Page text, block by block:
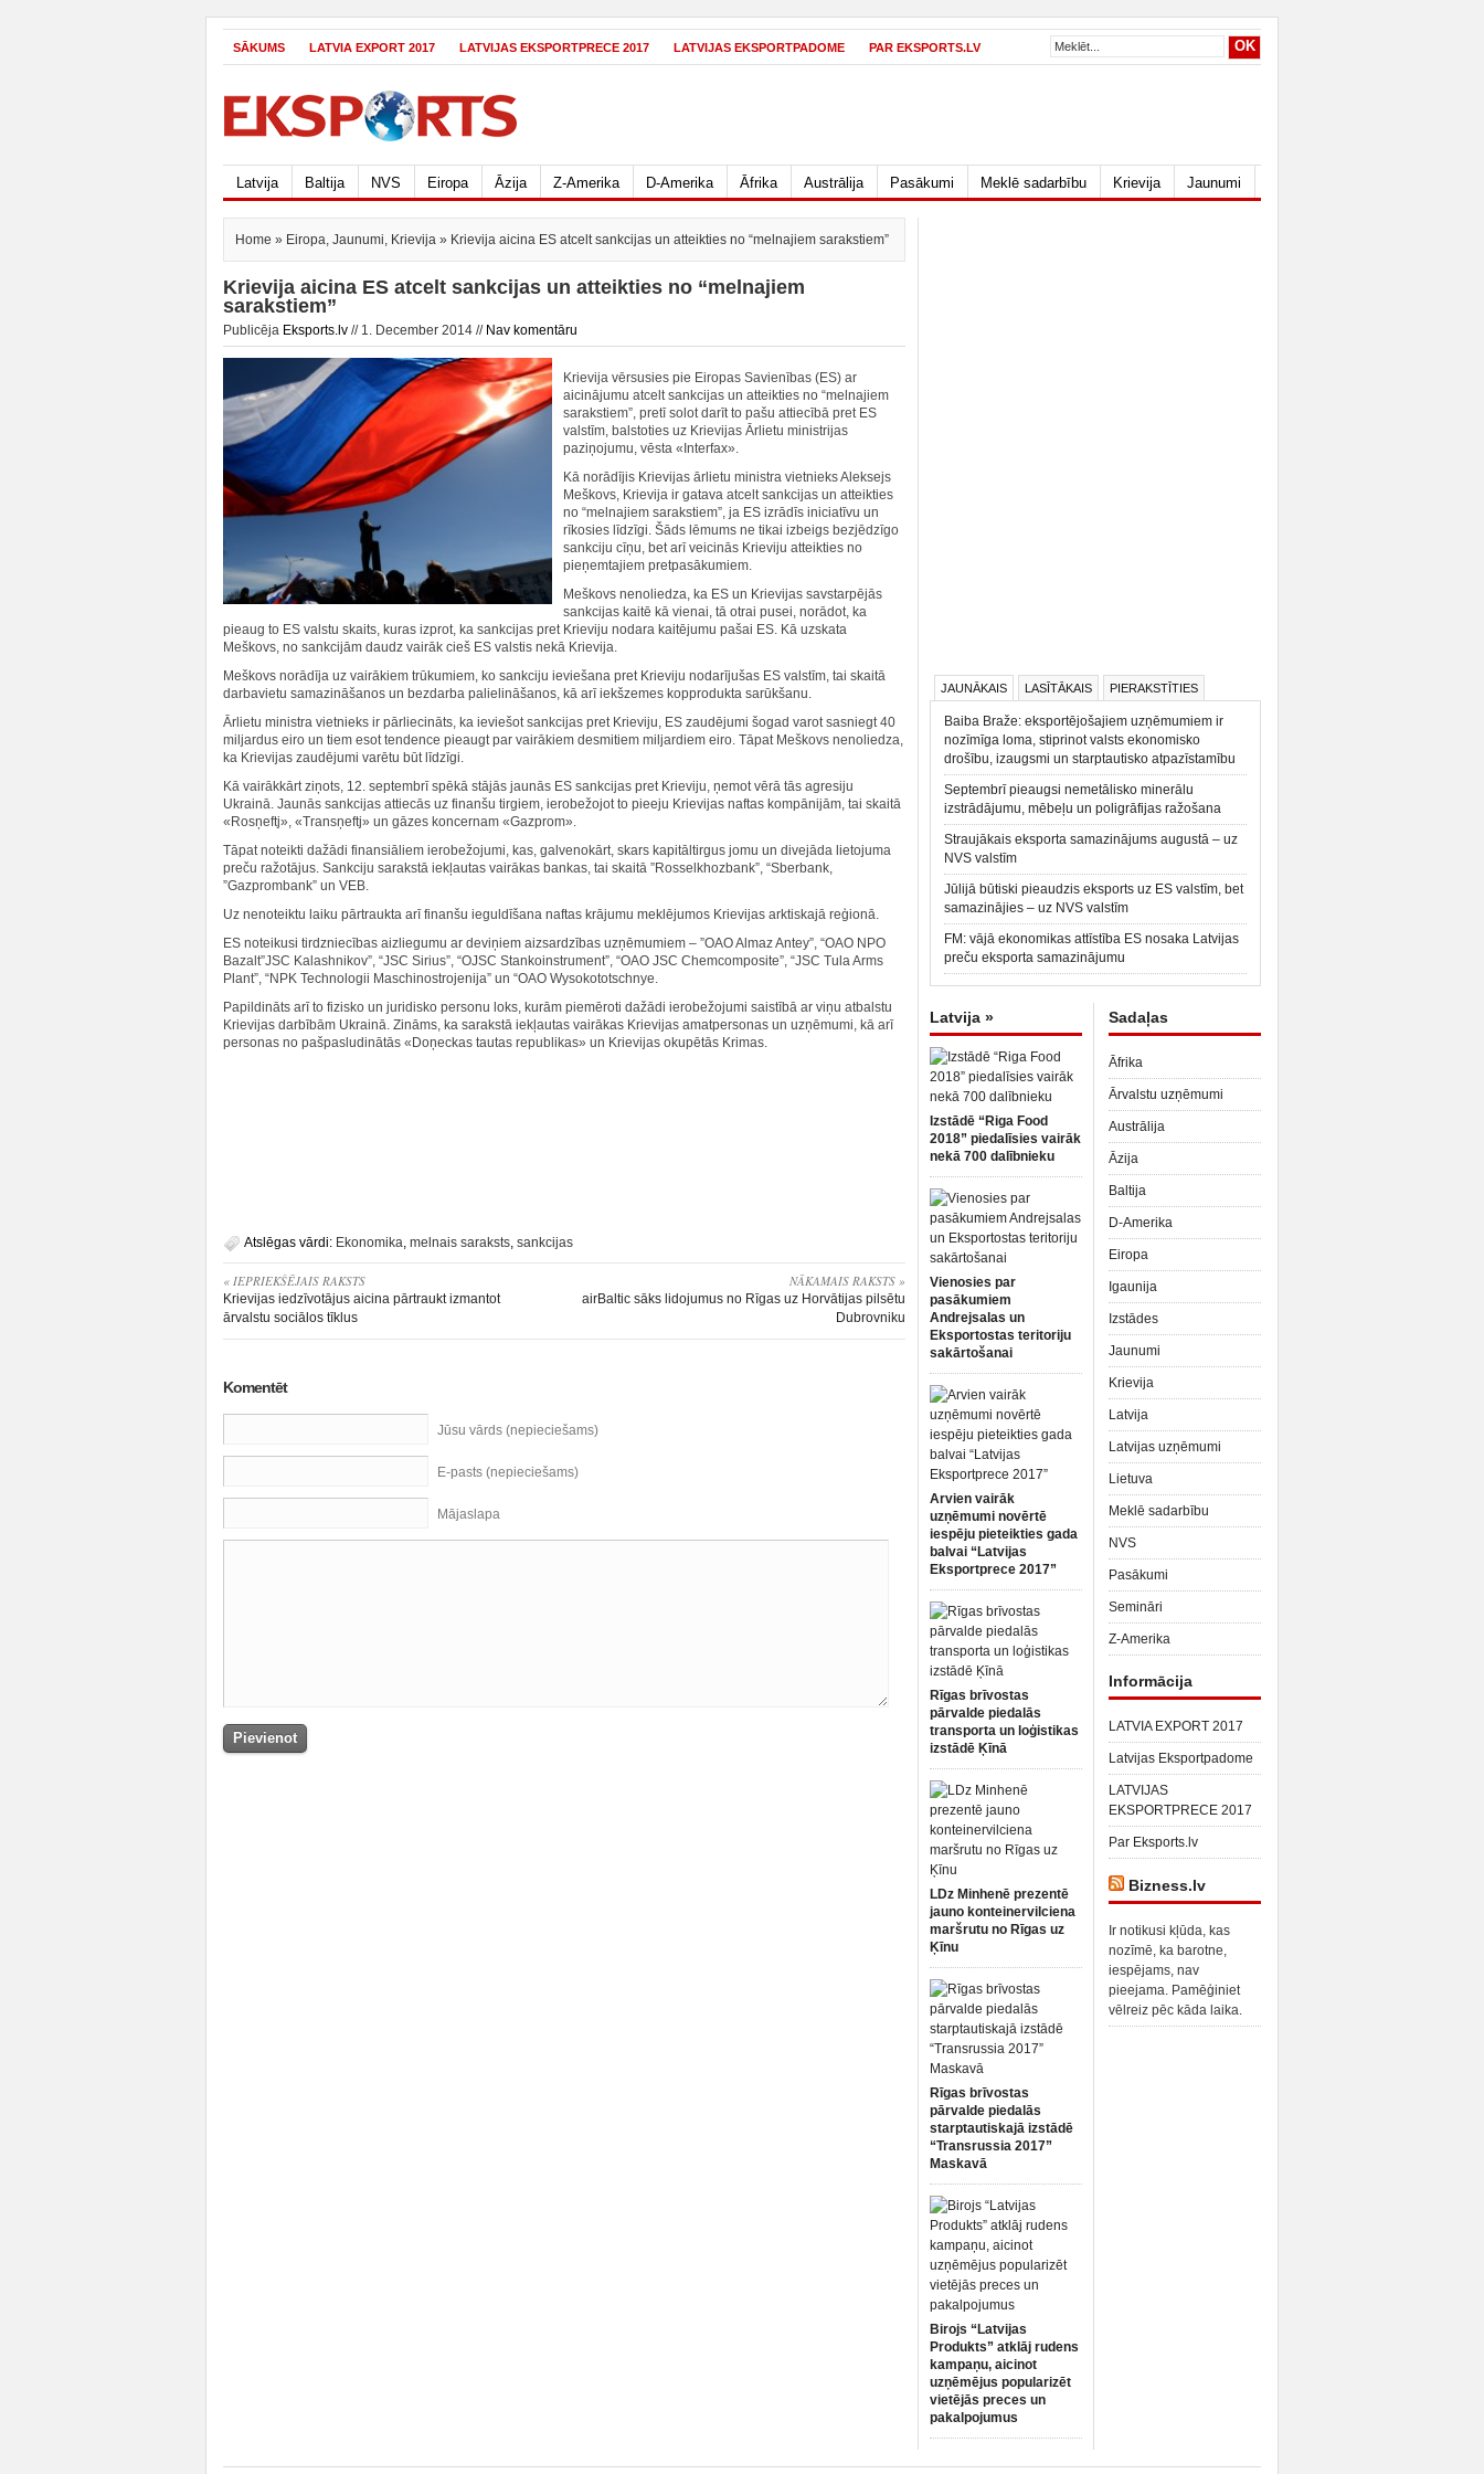
SĀKUMS LATVIA EXPORT 2017 LATVIJAS EKSPORTPRECE 2017 LATVIJAS EKSPORTPADOME PAR EKSPORTS.LV
Latvija Baltija NVS Eiropa Āzija Z-Amerika D-Amerika Āfrika Austrālija Pasākumi Meklē sadarbību Krievija Jaunumi
Home » Eiropa, Jaunumi, Krievija » Krievija aicina ES atcelt sankcijas un atteikties no “melnajiem sarakstiem”
Krievija aicina ES atcelt sankcijas un atteikties no “melnajiem
sarakstiem”
Publicēja Eksports.lv // 1. December 2014 // Nav komentāru
Krievija vērsusies pie Eiropas Savienības (ES) ar
aicinājumu atcelt sankcijas un atteikties no “melnajiem
sarakstiem”, pretī solot darīt to pašu attiecībā pret ES
valstīm, balstoties uz Krievijas Ārlietu ministrijas
paziņojumu, vēsta «Interfax».
Kā norādījis Krievijas ārlietu ministra vietnieks Aleksejs
Meškovs, Krievija ir gatava atcelt sankcijas un atteikties
no “melnajiem sarakstiem”, ja ES izrādīs iniciatīvu un
rīkosies līdzīgi. Šāds lēmums ne tikai izbeigs bezjēdzīgo
sankciju cīņu, bet arī veicinās Krieviju atteikties no
pieņemtajiem pretpasākumiem.
Meškovs nenoliedza, ka ES un Krievijas savstarpējās
sankcijas kaitē kā vienai, tā otrai pusei, norādot, ka
pieaug to ES valstu skaits, kuras izprot, ka sankcijas pret Krieviju nodara kaitējumu pašai ES. Kā uzskata
Meškovs, no sankcijām daudz vairāk cieš ES valstis nekā Krievija.
Meškovs norādīja uz vairākiem trūkumiem, ko sankciju ieviešana pret Krieviju nodarījušas ES valstīm, tai skaitā
darbavietu samazināšanos un bezdarba palielināšanos, kā arī iekšzemes kopprodukta sarūkšanu.
Ārlietu ministra vietnieks ir pārliecināts, ka ieviešot sankcijas pret Krieviju, ES zaudējumi šogad varot sasniegt 40
miljardus eiro un tiem esot tendence pieaugt par vairākiem desmitiem miljardiem eiro. Tāpat Meškovs nenoliedza,
ka Krievijas zaudējumi varētu būt līdzīgi.
Kā vairākkārt ziņots, 12. septembrī spēkā stājās jaunās ES sankcijas pret Krieviju, ņemot vērā tās agresiju
Ukrainā. Jaunās sankcijas attiecās uz finanšu tirgiem, ierobežojot to pieeju Krievijas naftas kompānijām, tai skaitā
«Rosņeftj», «Transņeftj» un gāzes koncernam «Gazprom».
Tāpat noteikti dažādi finansiāliem ierobežojumi, kas, galvenokārt, skars kapitāltirgus jomu un divejāda lietojuma
preču ražotājus. Sankciju sarakstā iekļautas vairākas bankas, tai skaitā ”Rosselkhozbank”, “Sberbank,
”Gazprombank” un VEB.
Uz nenoteiktu laiku pārtraukta arī finanšu ieguldīšana naftas krājumu meklējumos Krievijas arktiskajā reģionā.
ES noteikusi tirdzniecības aizliegumu ar deviņiem aizsardzības uzņēmumiem – ”OAO Almaz Antey”, “OAO NPO
Bazalt”JSC Kalashnikov”, “JSC Sirius”, “OJSC Stankoinstrument”, “OAO JSC Chemcomposite”, “JSC Tula Arms
Plant”, “NPK Technologii Maschinostrojenija” un “OAO Wysokototschnye.
Papildināts arī to fizisko un juridisko personu loks, kurām piemēroti dažādi ierobežojumi saistībā ar viņu atbalstu
Krievijas darbībām Ukrainā. Zināms, ka sarakstā iekļautas vairākas Krievijas amatpersonas un uzņēmumi, kā arī
personas no pašpasludinātās «Doņeckas tautas republikas» un Krievijas okupētās Krimas.
Atslēgas vārdi: Ekonomika, melnais saraksts, sankcijas
« IEPRIEKŠĒJAIS RAKSTS
Krievijas iedzīvotājus aicina pārtraukt izmantot
ārvalstu sociālos tīklus
NĀKAMAIS RAKSTS »
airBaltic sāks lidojumus no Rīgas uz Horvātijas pilsētu
Dubrovniku
Komentēt
Jūsu vārds (nepieciešams)
E-pasts (nepieciešams)
Mājaslapa
JAUNĀKAIS LASĪTĀKAIS PIERAKSTĪTIES
Baiba Braže: eksportējošajiem uzņēmumiem ir
nozīmīga loma, stiprinot valsts ekonomisko
drošību, izaugsmi un starptautisko atpazīstamību
Septembrī pieaugsi nemetālisko minerālu
izstrādājumu, mēbeļu un poligrāfijas ražošana
Straujākais eksporta samazinājums augustā – uz
NVS valstīm
Jūlijā būtiski pieaudzis eksports uz ES valstīm, bet
samazinājies – uz NVS valstīm
FM: vājā ekonomikas attīstība ES nosaka Latvijas
preču eksporta samazinājumu
Latvija »
Izstādē “Riga Food
2018” piedalīsies vairāk
nekā 700 dalībnieku
Vienosies par
pasākumiem
Andrejsalas un
Eksportostas teritoriju
sakārtošanai
Arvien vairāk
uzņēmumi novērtē
iespēju pieteikties gada
balvai “Latvijas
Eksportprece 2017”
Rīgas brīvostas
pārvalde piedalās
transporta un loģistikas
izstādē Ķīnā
LDz Minhenē prezentē
jauno konteinervilciena
maršrutu no Rīgas uz
Ķīnu
Rīgas brīvostas
pārvalde piedalās
starptautiskajā izstādē
“Transrussia 2017”
Maskavā
Birojs “Latvijas
Produkts” atklāj rudens
kampaņu, aicinot
uzņēmējus popularizēt
vietējās preces un
pakalpojumus
Sadaļas
Āfrika
Ārvalstu uzņēmumi
Austrālija
Āzija
Baltija
D-Amerika
Eiropa
Igaunija
Izstādes
Jaunumi
Krievija
Latvija
Latvijas uzņēmumi
Lietuva
Meklē sadarbību
NVS
Pasākumi
Semināri
Z-Amerika
Informācija
LATVIA EXPORT 2017
Latvijas Eksportpadome
LATVIJAS
EKSPORTPRECE 2017
Par Eksports.lv
Bizness.lv
Ir notikusi kļūda, kas
nozīmē, ka barotne,
iespējams, nav
pieejama. Pamēģiniet
vēlreiz pēc kāda laika.